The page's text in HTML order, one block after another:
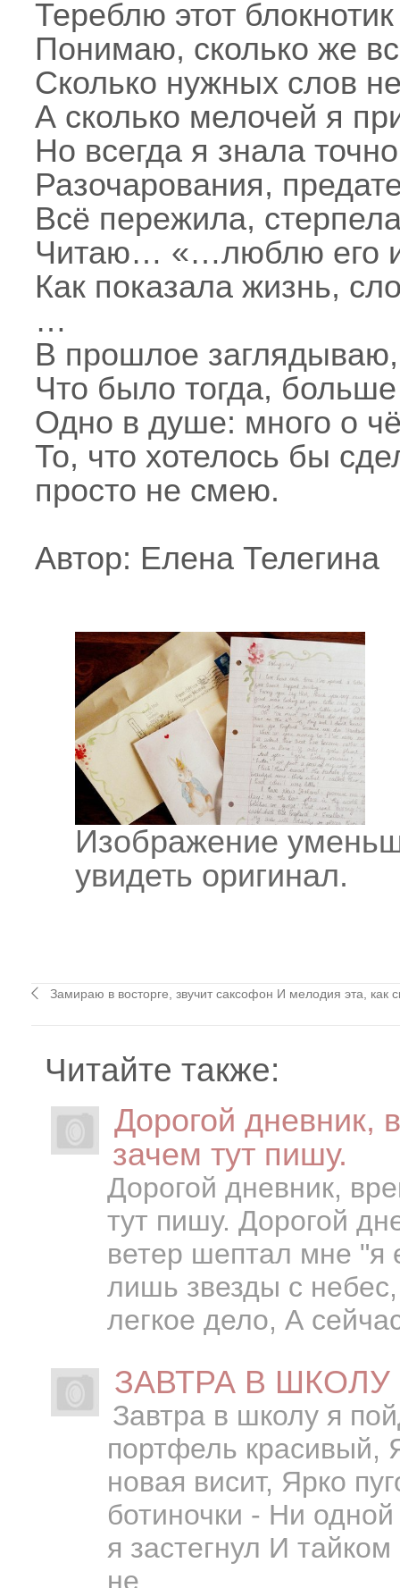
Тереблю этот
Понимаю, сколько же
Сколько нужных слов
А сколько мелочей я
Но всегда я знала
Разочарования,
Всё пережила,
Читаю… «…люблю его и
Как показала жизнь,
…
В прошлое
Что было тогда,
Одно в душе: много о
То, что хотелось бы
просто не смею.
Автор: Елена Телегина
Изображение
увидеть оригинал.
Замираю в восторге, звучит саксофон И мелодия эта, как
Читайте также:
Дорогой дневник,
зачем тут пишу.
Дорогой дневник,
тут пишу. Дорогой
ветер шептал мне "я
лишь звезды с
легкое дело, А
ЗАВТРА В ШКОЛУ
Завтра в школу я
портфель красивый,
новая висит, Ярко
ботиночки - Ни
я застегнул И
не...